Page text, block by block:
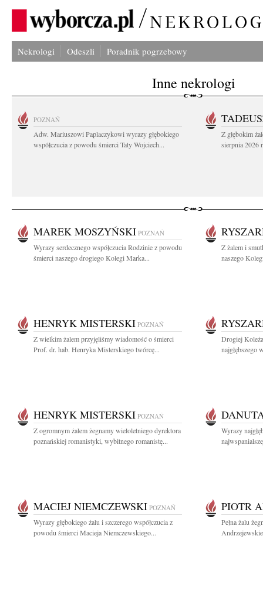
Nekrologi Odeszli Poradnik pogrzebowy
Inne nekrologi
POZNAŃ
Adw. Mariuszowi Paplaczykowi wyrazy głębokiego
współczucia z powodu śmierci Taty Wojciech...
Z głębokim
sierpnia 2026
MAREK MOSZYŃSKI POZNAŃ
Wyrazy serdecznego współczucia Rodzinie z powodu
śmierci naszego drogiego Kolegi Marka...
Z żalem i
naszego
HENRYK MISTERSKI POZNAŃ
Z wielkim żalem przyjęliśmy wiadomość o śmierci
Prof. dr. hab. Henryka Misterskiego twórcę...
Drogiej
najgłębszego
HENRYK MISTERSKI POZNAŃ
Z ogromnym żalem żegnamy wieloletniego dyrektora
poznańskiej romanistyki, wybitnego romanistę...
Wyrazy
MACIEJ NIEMCZEWSKI POZNAŃ
Wyrazy głębokiego żalu i szczerego współczucia z
powodu śmierci Macieja Niemczewskiego...
PIOTR
Pełna żalu